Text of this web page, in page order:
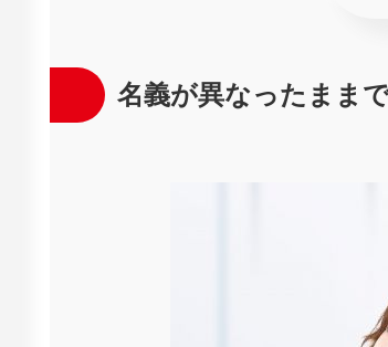
名義が異なったまま